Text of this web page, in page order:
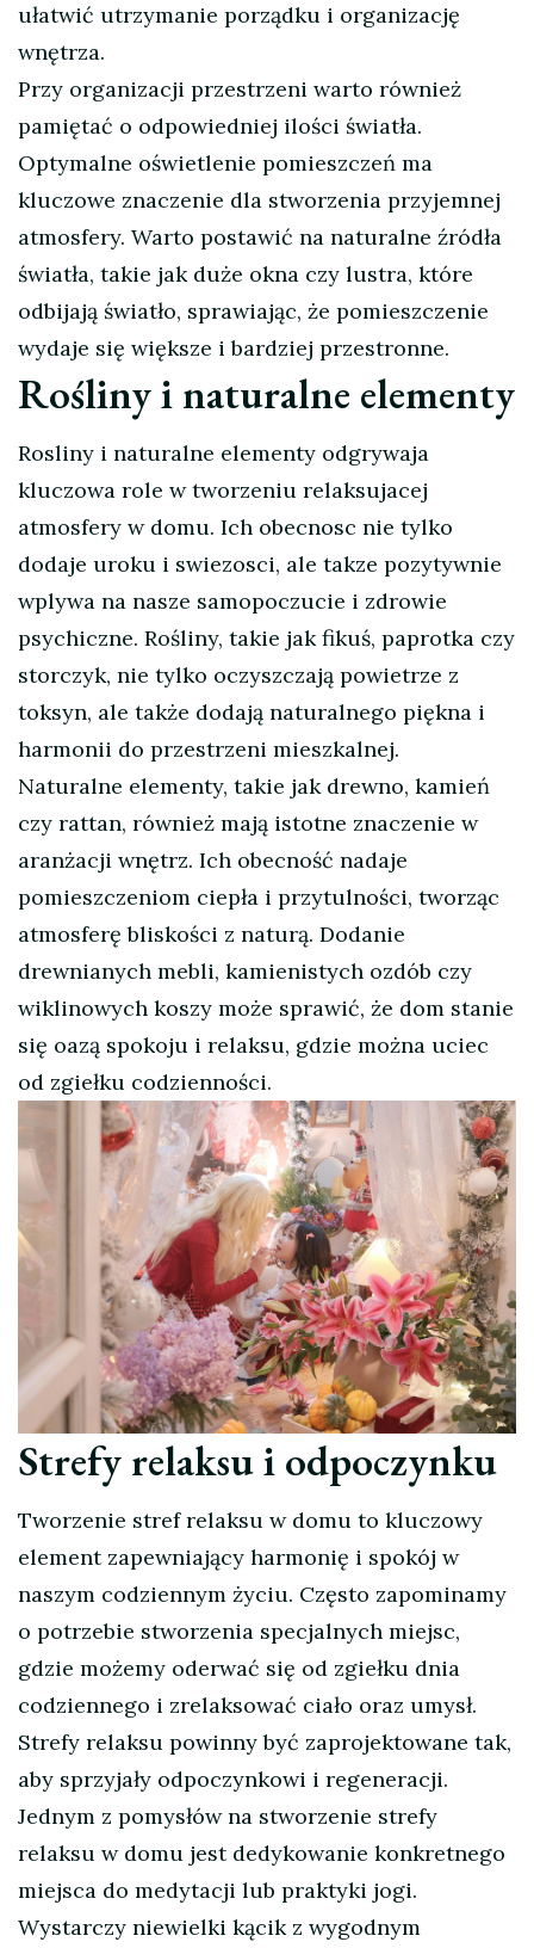
ułatwić utrzymanie porządku i organizację
wnętrza.
Przy organizacji przestrzeni warto również
pamiętać o odpowiedniej ilości światła.
Optymalne oświetlenie pomieszczeń ma
kluczowe znaczenie dla stworzenia przyjemnej
atmosfery. Warto postawić na naturalne źródła
światła, takie jak duże okna czy lustra, które
odbijają światło, sprawiając, że pomieszczenie
wydaje się większe i bardziej przestronne.
Rośliny i naturalne elementy
Rosliny i naturalne elementy odgrywaja
kluczowa role w tworzeniu relaksujacej
atmosfery w domu. Ich obecnosc nie tylko
dodaje uroku i swiezosci, ale takze pozytywnie
wplywa na nasze samopoczucie i zdrowie
psychiczne. Rośliny, takie jak fikuś, paprotka czy
storczyk, nie tylko oczyszczają powietrze z
toksyn, ale także dodają naturalnego piękna i
harmonii do przestrzeni mieszkalnej.
Naturalne elementy, takie jak drewno, kamień
czy rattan, również mają istotne znaczenie w
aranżacji wnętrz. Ich obecność nadaje
pomieszczeniom ciepła i przytulności, tworząc
atmosferę bliskości z naturą. Dodanie
drewnianych mebli, kamienistych ozdób czy
wiklinowych koszy może sprawić, że dom stanie
się oazą spokoju i relaksu, gdzie można uciec
od zgiełku codzienności.
Strefy relaksu i odpoczynku
Tworzenie stref relaksu w domu to kluczowy
element zapewniający harmonię i spokój w
naszym codziennym życiu. Często zapominamy
o potrzebie stworzenia specjalnych miejsc,
gdzie możemy oderwać się od zgiełku dnia
codziennego i zrelaksować ciało oraz umysł.
Strefy relaksu powinny być zaprojektowane tak,
aby sprzyjały odpoczynkowi i regeneracji.
Jednym z pomysłów na stworzenie strefy
relaksu w domu jest dedykowanie konkretnego
miejsca do medytacji lub praktyki jogi.
Wystarczy niewielki kącik z wygodnym